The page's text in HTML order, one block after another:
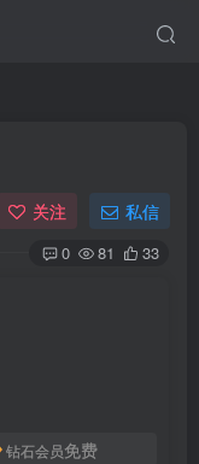
关注 私信
0 81 33
钻石会员免费